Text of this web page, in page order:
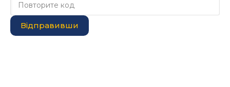
Відправивши